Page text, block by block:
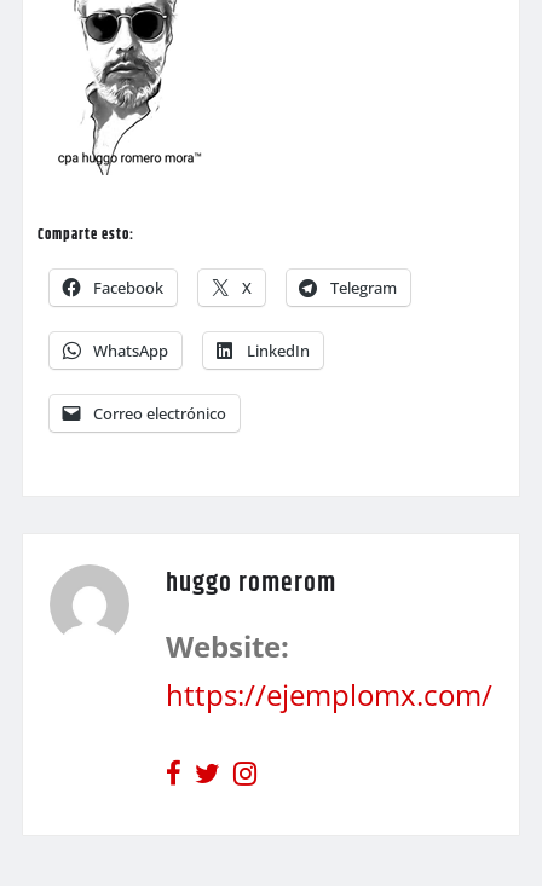
Comparte esto:
Facebook X Telegram
WhatsApp LinkedIn
Correo electrónico
huggo romerom
Website:
https://ejemplomx.com/